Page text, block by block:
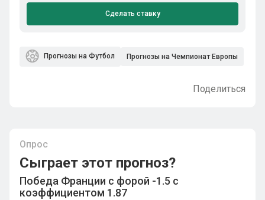
Сделать ставку
Прогнозы на Футбол Прогнозы на Чемпионат Европы
Поделиться
Опрос
Сыграет этот прогноз?
Победа Франции с форой -1.5 с
коэффициентом 1.87